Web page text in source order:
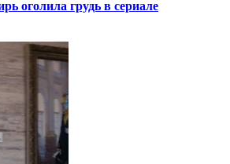
оголила грудь в сериале